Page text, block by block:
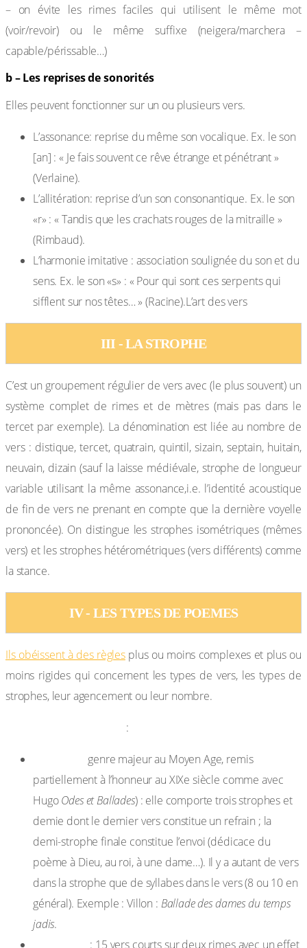
– on évite les rimes faciles qui utilisent le même mot
(voir/revoir) ou le même suffixe (neigera/marchera –
capable/périssable…)
b – Les reprises de sonorités
Elles peuvent fonctionner sur un ou plusieurs vers.
L’assonance: reprise du même son vocalique. Ex. le son
[an] : « Je fais souvent ce rêve étrange et pénétrant »
(Verlaine).
L’allitération: reprise d’un son consonantique. Ex. le son
«r» : « Tandis que les crachats rouges de la mitraille »
(Rimbaud).
L’harmonie imitative : association soulignée du son et du
sens. Ex. le son «s» : « Pour qui sont ces serpents qui
sifflent sur nos têtes… » (Racine).L’art des vers
III - LA STROPHE
C’est un groupement régulier de vers avec (le plus souvent) un
système complet de rimes et de mètres (mais pas dans le
tercet par exemple). La dénomination est liée au nombre de
vers : distique, tercet, quatrain, quintil, sizain, septain, huitain,
neuvain, dizain (sauf la laisse médiévale, strophe de longueur
variable utilisant la même assonance,i.e. l’identité acoustique
de fin de vers ne prenant en compte que la dernière voyelle
prononcée). On distingue les strophes isométriques (mêmes
vers) et les strophes hétérométriques (vers différents) comme
la stance.
IV - LES TYPES DE POEMES
Ils obéissent à des règlesplus ou moins complexes et plus ou
moins rigides qui concernent les types de vers, les types de
strophes, leur agencement ou leur nombre.
:
genre majeur au Moyen Age, remis
partiellement à l’honneur au XIXe siècle comme avec
HugoOdes et Ballades) : elle comporte trois strophes et
demie dont le dernier vers constitue un refrain ; la
demi-strophe finale constitue l’envoi (dédicace du
poème à Dieu, au roi, à une dame…). Il y a autant de vers
dans la strophe que de syllabes dans le vers (8 ou 10 en
général). Exemple : Villon : Ballade des dames du temps
jadis.
: 15 vers courts sur deux rimes avec un effet